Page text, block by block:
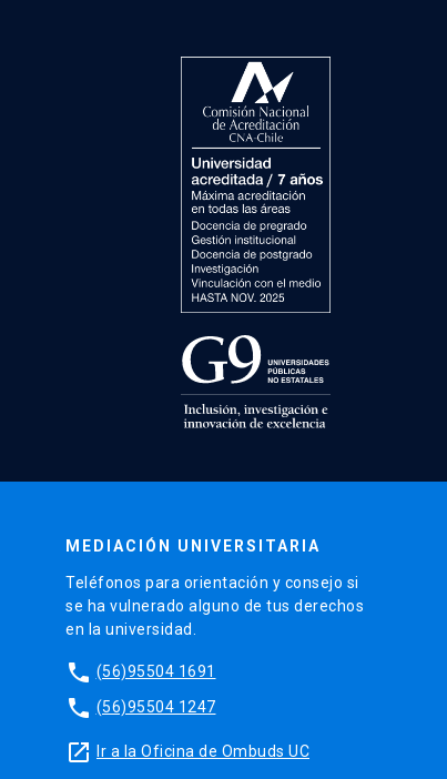
MEDIACIÓN UNIVERSITARIA
Teléfonos para orientación y consejo si
se ha vulnerado alguno de tus derechos
en la universidad.
phone (56)95504 1691
phone (56)95504 1247
launch Ir a la Oficina de Ombuds UC